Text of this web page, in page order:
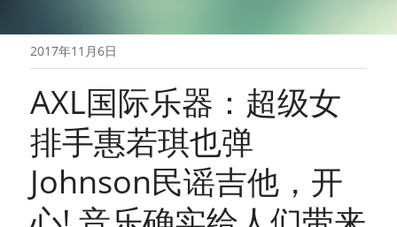
2017年11月6日
AXL国际乐器：超级女
排手惠若琪也弹
Johnson民谣吉他，开